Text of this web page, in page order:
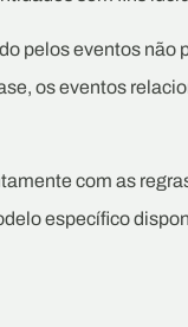
pelos eventos não
os eventos
com as
específico